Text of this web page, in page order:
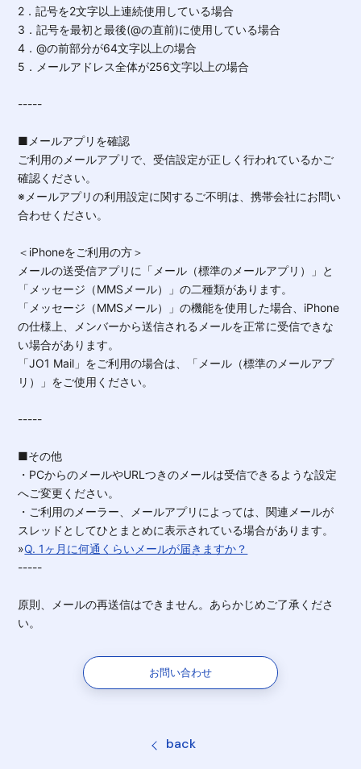
2．記号を2文字以上連続使用している場合
3．記号を最初と最後(@の直前)に使用している場合
4．@の前部分が64文字以上の場合
5．メールアドレス全体が256文字以上の場合
-----
■メールアプリを確認
ご利用のメールアプリで、受信設定が正しく行われているかご
確認ください。
※メールアプリの利用設定に関するご不明は、携帯会社にお問い
合わせください。
＜iPhoneをご利用の方＞
メールの送受信アプリに「メール（標準のメールアプリ）」と
「メッセージ（MMSメール）」の二種類があります。
「メッセージ（MMSメール）」の機能を使用した場合、iPhone
の仕様上、メンバーから送信されるメールを正常に受信できな
い場合があります。
「JO1 Mail」をご利用の場合は、「メール（標準のメールアプ
リ）」をご使用ください。
-----
■その他
・PCからのメールやURLつきのメールは受信できるような設定
へご変更ください。
・ご利用のメーラー、メールアプリによっては、関連メールが
スレッドとしてひとまとめに表示されている場合があります。
»Q. 1ヶ月に何通くらいメールが届きますか？
-----
原則、メールの再送信はできません。あらかじめご了承くださ
い。
お問い合わせ
back